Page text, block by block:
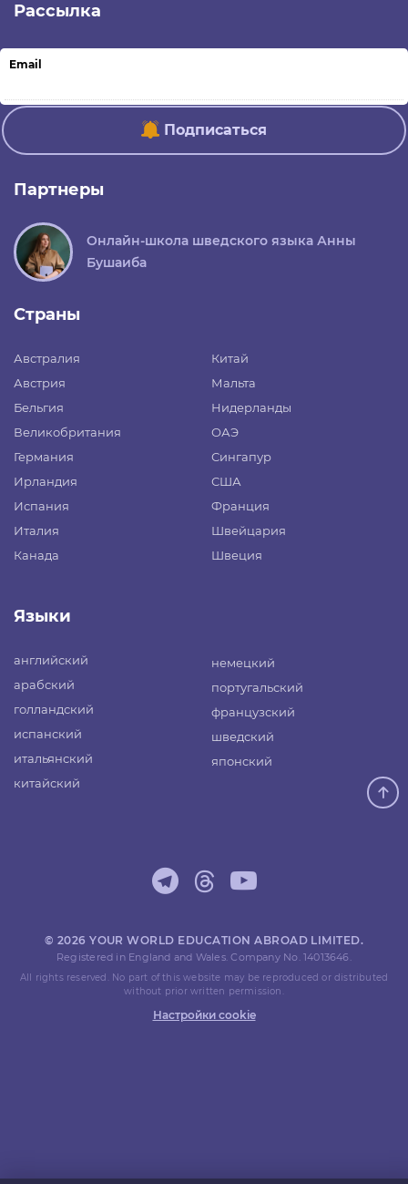
Рассылка
Email
Подписаться
Партнеры
Онлайн-школа шведского языка Анны
Бушаиба
Страны
Австралия
Австрия
Бельгия
Великобритания
Германия
Ирландия
Испания
Италия
Канада
Китай
Мальта
Нидерланды
ОАЭ
Сингапур
США
Франция
Швейцария
Швеция
Языки
английский
арабский
голландский
испанский
итальянский
китайский
немецкий
португальский
французский
шведский
японский
© 2026 YOUR WORLD EDUCATION ABROAD LIMITED.
Registered in England and Wales. Company No. 14013646.
All rights reserved. No part of this website may be reproduced or distributed
without prior written permission.
Настройки cookie